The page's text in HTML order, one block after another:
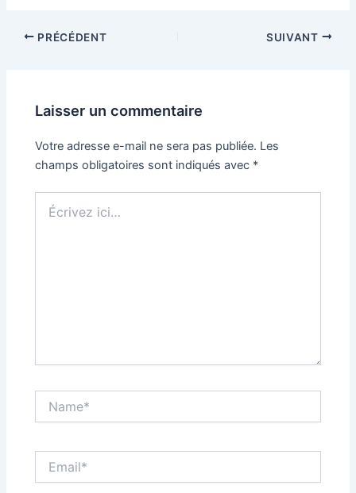
NavigationPRÉCÉDENT SUIVANT
Laisser un commentaire
Votre adresse e-mail ne sera pas publiée. Les
champs obligatoires sont indiqués avec *
ici…